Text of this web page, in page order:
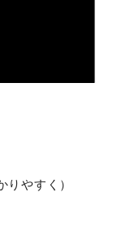
りやすく）